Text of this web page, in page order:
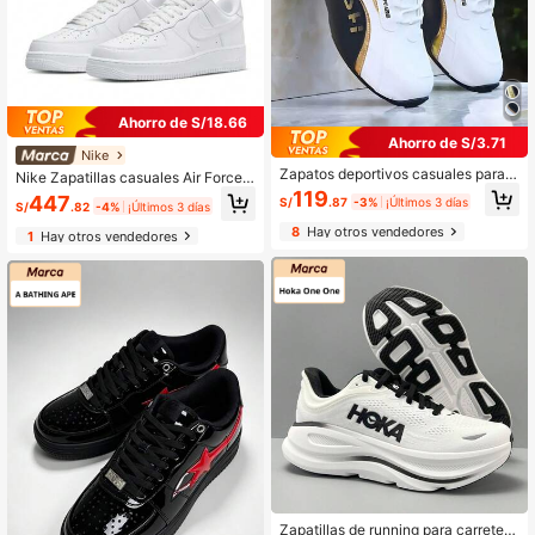
Ahorro de S/18.66
Nike
Nike Zapatillas casuales Air Force 1
'07 para hombres, zapatos versátile
s de campus en color blanco, CW22
88-111
S/447.82 -4% ¡Últimos 3 días
1Hay otros vendedores
Ahorro de S/3.71
Zapatos deportivos casuales para h
ombres color negro y dorado - Dise
ño de corte bajo, parte superior de
PU y suela de PVC, forro de tela có
modo, adecuado para uso casual
S/119.87 -3% ¡Últimos 3 días
8Hay otros vendedores
Zapatillas de running para carretera